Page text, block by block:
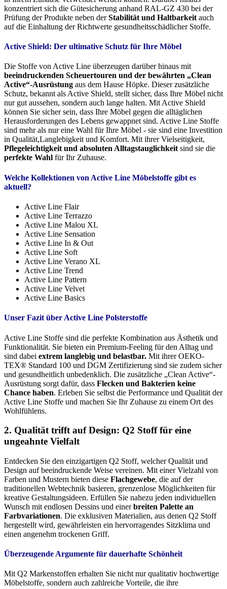
konzentriert sich die Gütesicherung anhand RAL-GZ 430 bei der
Prüfung der Produkte neben derStabilität und Haltbarkeit auch
auf die Einhaltung der Richtwerte gesundheitsschädlicher Stoffe.
Active Shield: Der ultimative Schutz für Ihre Möbel
Die Stoffe von Active Line überzeugen darüber hinaus mit
beeindruckenden Scheuertouren und der bewährten „Clean
Active“-Ausrüstung aus dem Hause Höpke. Dieser zusätzliche
Schutz, bekannt als Active Shield, stellt sicher, dass Ihre Möbel nicht
nur gut aussehen, sondern auch lange halten. Mit Active Shield
können Sie sicher sein, dass Ihre Möbel gegen die alltäglichen
Herausforderungen des Lebens gewappnet sind. Active Line Stoffe
sind mehr als nur eine Wahl für Ihre Möbel - sie sind eine Investition
in Qualität,Langlebigkeit und Komfort. Mit ihrer Vielseitigkeit,
Pflegeleichtigkeit und absoluten Alltagstauglichkeitsind sie die
perfekte Wahl für Ihr Zuhause.
Welche Kollektionen von Active Line Möbelstoffe gibt es
aktuell?
Active Line Flair
Active Line Terrazzo
Active Line Malou XL
Active Line Sensation
Active Line In & Out
Active Line Soft
Active Line Verano XL
Active Line Trend
Active Line Pattern
Active Line Velvet
Active Line Basics
Unser Fazit über Active Line Polsterstoffe
Active Line Stoffe sind die perfekte Kombination aus Ästhetik und
Funktionalität. Sie bieten ein Premium-Feeling für den Alltag und
sind dabei extrem langlebig und belastbar. Mit ihrer OEKO-
TEX® Standard 100 und DGM Zertifizierung sind sie zudem sicher
und gesundheitlich unbedenklich. Die zusätzliche „Clean Active“-
Ausrüstung sorgt dafür, dass Flecken und Bakterien keine
Chance haben. Erleben Sie selbst die Performance und Qualität der
Active Line Stoffe und machen Sie Ihr Zuhause zu einem Ort des
Wohlfühlens.
2. Qualität trifft auf Design: Q2 Stoff für eine
ungeahnte Vielfalt
Entdecken Sie den einzigartigen Q2 Stoff, welcher Qualität und
Design auf beeindruckende Weise vereinen. Mit einer Vielzahl von
Farben und Mustern bieten diese Flachgewebe, die auf der
traditionellen Webtechnik basieren, grenzenlose Möglichkeiten für
kreative Gestaltungsideen. Erfüllen Sie nahezu jeden individuellen
Wunsch mit endlosen Dessins und einerbreiten Palette an
Farbvariationen. Die exklusiven Materialien, aus denen Q2 Stoff
hergestellt wird, gewährleisten ein hervorragendes Sitzklima und
einen angenehm trockenen Griff.
Überzeugende Argumente für dauerhafte Schönheit
Mit Q2 Markenstoffen erhalten Sie nicht nur qualitativ hochwertige
Möbelstoffe, sondern auch zahlreiche Vorteile, die ihre